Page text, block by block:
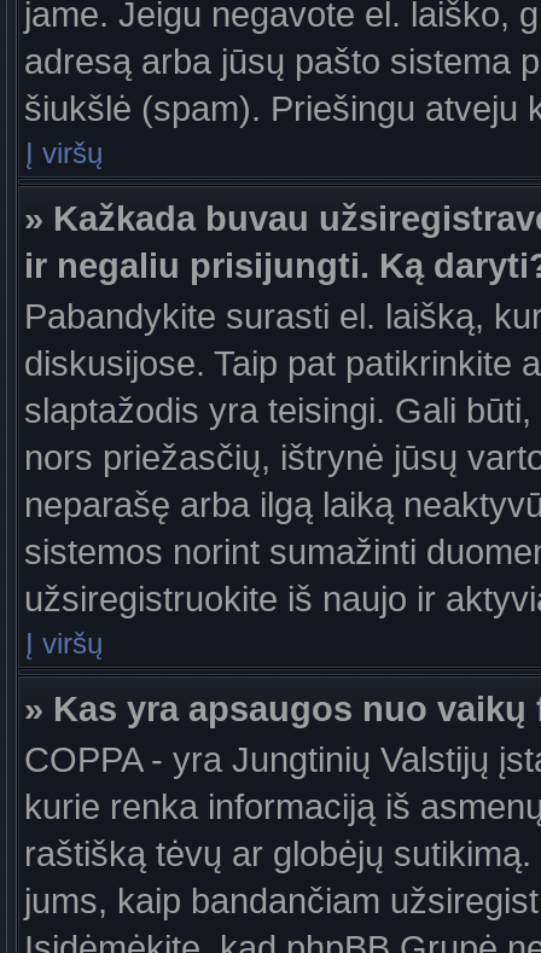
jame. Jeigu negavote el. laiško,
adresą arba jūsų pašto sistema
šiukšlė (spam). Priešingu atveju
Į viršų
» Kažkada buvau
ir negaliu prisijungti. Ką
Pabandykite surasti el. laišką,
diskusijose. Taip pat patikrinkite
slaptažodis yra teisingi. Gali
nors priežasčių, ištrynė jūsų
neparašę arba ilgą laiką
sistemos norint sumažinti
užsiregistruokite iš naujo ir
Į viršų
» Kas yra apsaugos nuo vaikų
COPPA - yra Jungtinių Valstijų
kurie renka informaciją iš
raštišką tėvų ar globėjų
jums, kaip bandančiam